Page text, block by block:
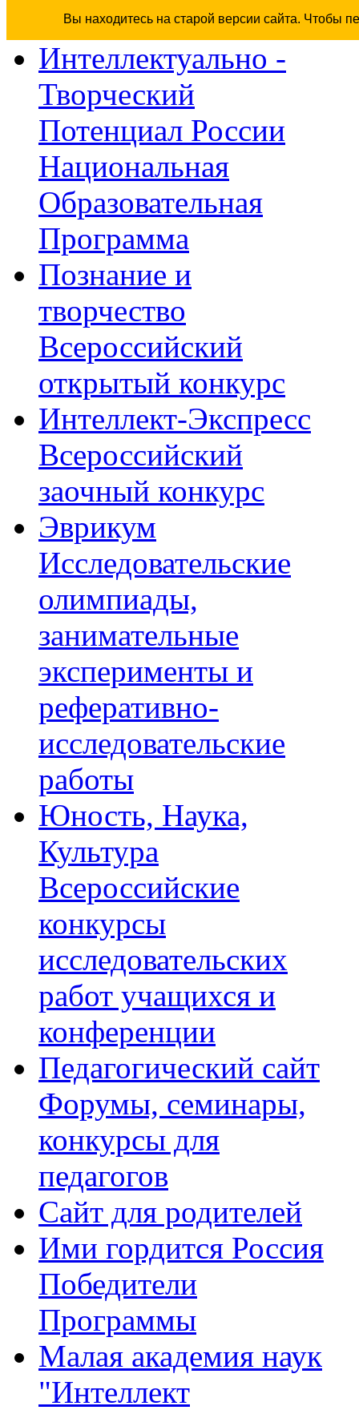
Вы находитесь на старой версии сайта. Чтобы
Интеллектуально -
Творческий
Потенциал России
Национальная
Образовательная
Программа
Познание и
творчество
Всероссийский
открытый конкурс
Интеллект-Экспресс
Всероссийский
заочный конкурс
Эврикум
Исследовательские
олимпиады,
занимательные
эксперименты и
реферативно-
исследовательские
работы
Юность, Наука,
Культура
Всероссийские
конкурсы
исследовательских
работ учащихся и
конференции
Педагогический сайт
Форумы, семинары,
конкурсы для
педагогов
Сайт для родителей
Ими гордится Россия
Победители
Программы
Малая академия наук
"Интеллект